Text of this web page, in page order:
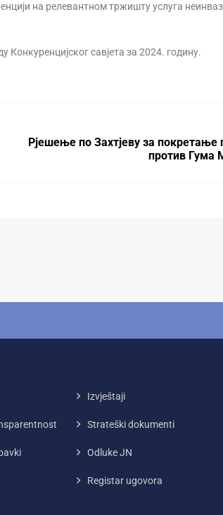
на релевантном тржишту услуга
Конкуренцијског савјета за 2024. годину.
Рјешење по Захтјеву за покретање
против Гума
Izvještaji
Strateški dokumenti
Odluke JN
Registar ugovora